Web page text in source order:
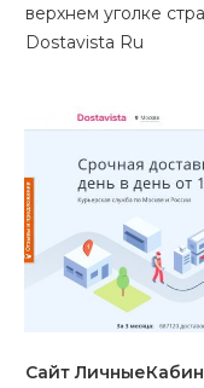
верхнем уголке
Dostavista Ru
Сайт